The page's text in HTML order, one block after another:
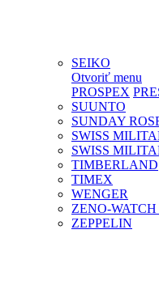
SEIKO
Otvoriť menu
PROSPEX
SUUNTO
SUNDAY
SWISS
SWISS
TIMBERLAND
TIMEX
WENGER
ZENO-
ZEPPELIN